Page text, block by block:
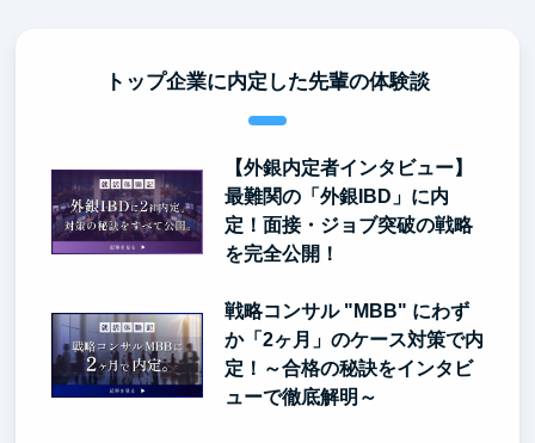
トップ企業に内定した先輩の体験談
【外銀内定者インタビュー】
最難関の「外銀IBD」に内
定！面接・ジョブ突破の戦略
を完全公開！
戦略コンサル "MBB" にわず
か「2ヶ月」のケース対策で内
定！～合格の秘訣をインタビ
ューで徹底解明～